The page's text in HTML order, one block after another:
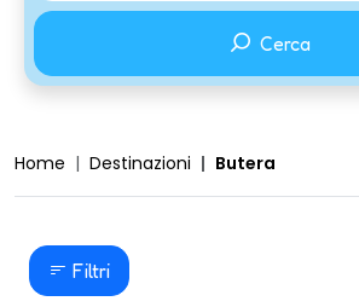
Cerca
Home Destinazioni Butera
Filtri